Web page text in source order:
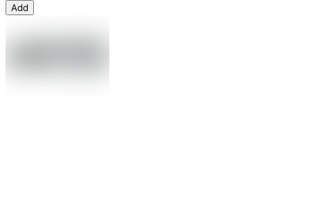
Add